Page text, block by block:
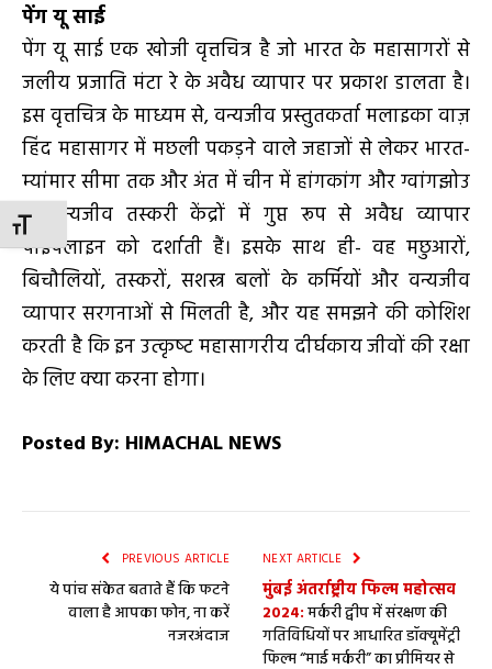
TOGGLE FONT SIZE
पेंग यू साई
पेंग यू साई एक खोजी वृत्तचित्र है जो भारत के महासागरों से
जलीय प्रजाति मंटा रे के अवैध व्यापार पर प्रकाश डालता है।
इस वृत्तचित्र के माध्यम से, वन्यजीव प्रस्तुतकर्ता मलाइका वाज़
हिंद महासागर में मछली पकड़ने वाले जहाजों से लेकर भारत-
म्यांमार सीमा तक और अंत में चीन में हांगकांग और ग्वांगझोउ
के वन्यजीव तस्करी केंद्रों में गुप्त रूप से अवैध व्यापार
पाइपलाइन को दर्शाती हैं। इसके साथ ही- वह मछुआरों,
बिचौलियों, तस्करों, सशस्त्र बलों के कर्मियों और वन्यजीव
व्यापार सरगनाओं से मिलती है, और यह समझने की कोशिश
करती है कि इन उत्‍कृष्‍ट महासागरीय दीर्घकाय जीवों की रक्षा
के लिए क्या करना होगा।
Posted By: HIMACHAL NEWS
PREVIOUS ARTICLE
ये पांच संकेत बताते हैं कि फटने
वाला है आपका फोन, ना करें
नजरअंदाज
NEXT ARTICLE
मुंबई अंतर्राष्ट्रीय फिल्म महोत्सव
2024:मर्करी द्वीप में संरक्षण की
गतिविधियों पर आधारित डॉक्यूमेंट्री
फिल्म “माई मर्करी” का प्रीमियर से